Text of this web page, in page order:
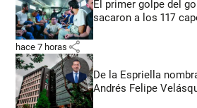
El primer golpe del
sacaron a los 117
hace 7 horas share
De la Espriella
Andrés Felipe